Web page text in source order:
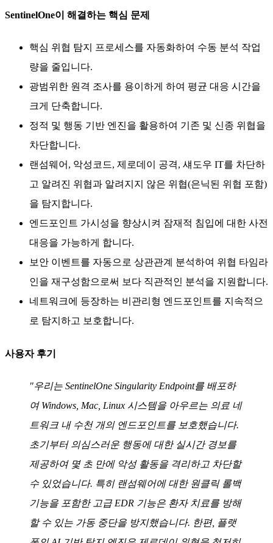
SentinelOne이 해결하는 핵심 문제
핵심 위협 탐지 프로세스를 자동화하여 수동 분석 작업
량을 줄입니다.
광범위한 원격 조사를 용이하게 하여 평균 대응 시간을
크게 단축합니다.
정적 및 행동 기반 엔진을 활용하여 기존 및 신종 위협을
차단합니다.
랜섬웨어, 악성코드, 제로데이 공격, 섀도우 IT를 차단하
고 알려진 위협과 알려지지 않은 위협(은닉된 위협 포함)
을 탐지합니다.
엔드포인트 가시성을 향상시켜 잠재적 침입에 대한 사전
대응을 가능하게 합니다.
보안 이벤트를 자동으로 상관관계 분석하여 위협 타임라
인을 재구성함으로써 보다 직관적인 분석을 지원합니다.
네트워크에 등장하는 비관리형 엔드포인트를 지속적으
로 탐지하고 보호합니다.
사용자 후기
"우리는 SentinelOne Singularity Endpoint를 배포하
여 Windows, Mac, Linux 시스템을 아우르는 의료 네
트워크 내 수천 개의 엔드포인트를 보호했습니다.
초기부터 의심스러운 행동에 대한 실시간 경보를
제공하여 몇 초 만에 악성 활동을 격리하고 차단할
수 있었습니다. 특히 랜섬웨어에 대한 원클릭 롤백
기능을 포함한 고급 EDR 기능은 환자 치료를 방해
할 수 있는 가동 중단을 방지했습니다. 한편, 플랫